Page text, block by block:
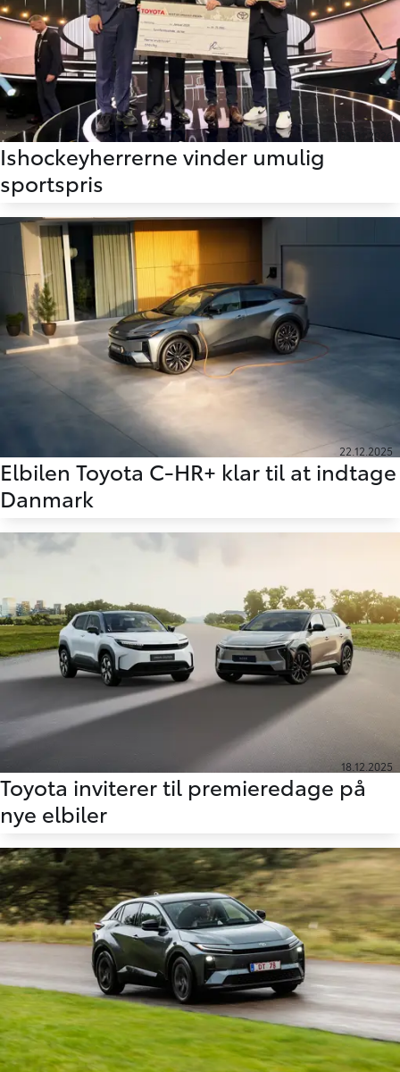
03.01.2026
Ishockeyherrerne vinder umulig
sportspris
22.12.2025
Elbilen Toyota C-HR+ klar til at indtage
Danmark
18.12.2025
Toyota inviterer til premieredage på
nye elbiler